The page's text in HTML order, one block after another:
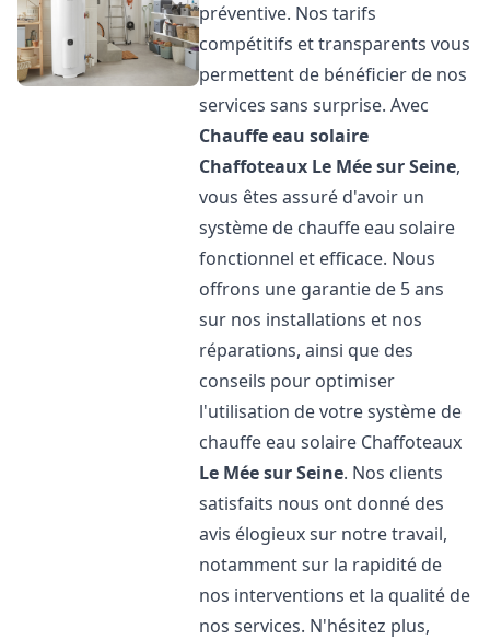
préventive. Nos tarifs
compétitifs et transparents vous
permettent de bénéficier de nos
services sans surprise. Avec
Chauffe eau solaire
Chaffoteaux Le Mée sur Seine,
vous êtes assuré d'avoir un
système de chauffe eau solaire
fonctionnel et efficace. Nous
offrons une garantie de 5 ans
sur nos installations et nos
réparations, ainsi que des
conseils pour optimiser
l'utilisation de votre système de
chauffe eau solaire Chaffoteaux
Le Mée sur Seine. Nos clients
satisfaits nous ont donné des
avis élogieux sur notre travail,
notamment sur la rapidité de
nos interventions et la qualité de
nos services. N'hésitez plus,